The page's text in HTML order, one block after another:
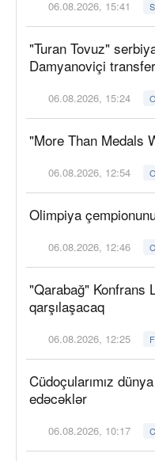
06.08.2026, 15:41
"Turan Tovuz"
Damyanoviçi
06.08.2026, 15:24
"More Than Medals
06.08.2026, 12:54
Olimpiya
06.08.2026, 12:46
"Qarabağ" Konfrans
qarşılaşacaq
06.08.2026, 12:25
Cüdoçularımız
edəcəklər
06.08.2026, 10:17